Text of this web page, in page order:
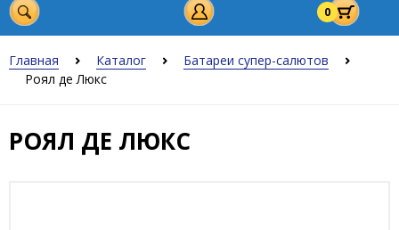
0
Главная Каталог
Батареи супер-салютов
Роял де Люкс
РОЯЛ ДЕ ЛЮКС